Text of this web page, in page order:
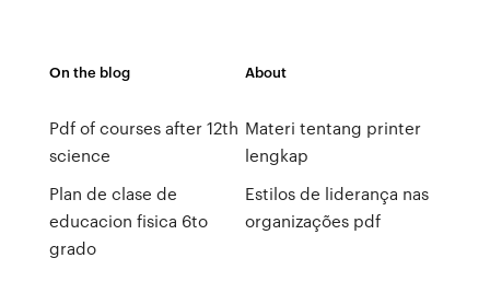
On the blog
Pdf of courses after 12th
science
Plan de clase de
educacion fisica 6to
grado
About
Materi tentang printer
lengkap
Estilos de liderança nas
organizações pdf